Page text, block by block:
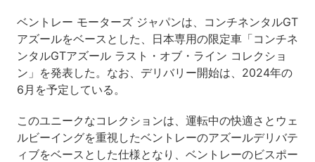
ベントレー モーターズ ジャパンは、コンチネンタルGT
アズールをベースとした、日本専用の限定車「コンチネ
ンタルGTアズール ラスト・オブ・ライン コレクショ
ン」を発表した。なお、デリバリー開始は、2024年の
6月を予定している。
このユニークなコレクションは、運転中の快適さとウェ
ルビーイングを重視したベントレーのアズールデリバテ
ィブをベースとした仕様となり、ベントレーのビスポー